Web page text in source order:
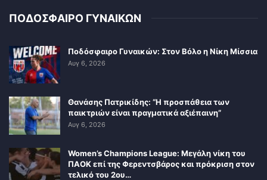
ΠΟΔΟΣΦΑΙΡΟ ΓΥΝΑΙΚΩΝ
Ποδόσφαιρο Γυναικών: Στον Βόλο η Νίκη Μίσσια
Αυγ 6, 2026
Θανάσης Πατρικίδης: “Η προσπάθεια των
παικτριών είναι πραγματικά αξιέπαινη”
Αυγ 6, 2026
Women’s Champions League: Μεγάλη νίκη του
ΠΑΟΚ επί της Φερεντσβάρος και πρόκριση στον
τελικό του 2ου…